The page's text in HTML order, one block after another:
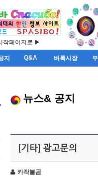
작페이지로 ▶
지 Q&A 벼룩시장
뉴스& 공지
[기타] 광고문의
카작불곰